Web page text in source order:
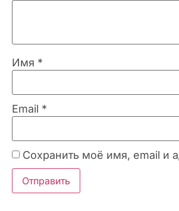
Имя *
Email *
Сохранить моё имя, email и